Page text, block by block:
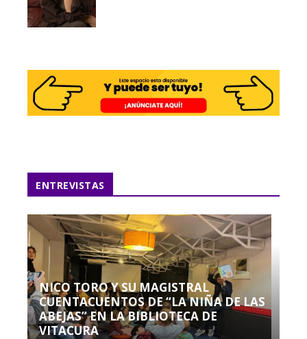
ENTREVISTAS
NICO TORO Y SU MAGISTRAL
CUENTACUENTOS DE “LA NIÑA DE LAS
ABEJAS” EN LA BIBLIOTECA DE
VITACURA